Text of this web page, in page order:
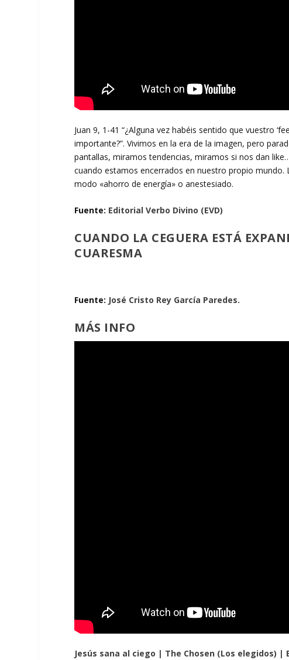
Juan 9, 1-41 “¿Alguna vez habéis sentido que vuestro
importante?”. Vivimos en la era de la imagen, pero
pantallas, miramos tendencias, miramos si nos dan
cuando estamos encerrados en nuestro propio
modo «ahorro de energía» o anestesiado.
Fuente: Editorial Verbo Divino (EVD)
CUANDO LA CEGUERA ESTÁ
CUARESMA
Fuente: José Cristo Rey García Paredes.
MÁS INFO
Jesús sana al ciego | The Chosen (Los elegidos) |